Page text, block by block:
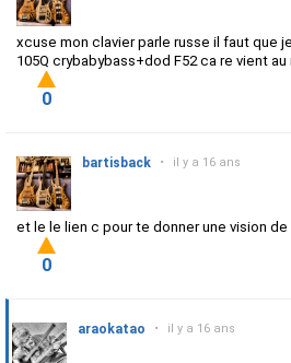
xcuse mon clavier parle russe il faut que
105Q crybabybass+dod F52 ca re vient
0
bartisback • il y a 16 ans
et le le lien c pour te donner une vision de
0
araokatao • il y a 16 ans